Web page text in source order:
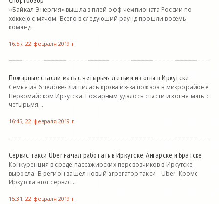
«Байкал-Энергия» вышла в плей-офф чемпионата России по
хоккею с мячом. Всего в следующий раунд прошли восемь
команд.
16:57, 22 февраля 2019 г.
Пожарные спасли мать с четырьмя детьми из огня в Иркутске
Семья из 6 человек лишилась крова из-за пожара в микрорайоне
Первомайском Иркутска. Пожарным удалось спасти из огня мать с
четырьмя...
16:47, 22 февраля 2019 г.
Сервис такси Uber начал работать в Иркутске, Ангарске и Братске
Конкуренция в среде пассажирских перевозчиков в Иркутске
выросла. В регион зашёл новый агрегатор такси - Uber. Кроме
Иркутска этот сервис...
15:31, 22 февраля 2019 г.